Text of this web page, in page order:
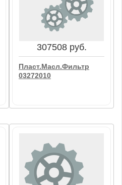
Топливный Фильтр
02247276
307508 руб.
Пласт.Масл.Фильтр
03272010